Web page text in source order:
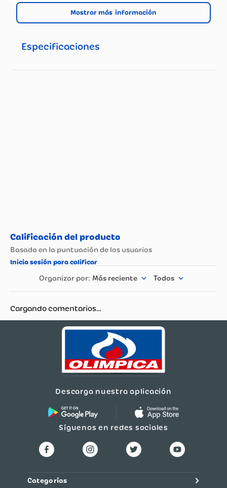
convirtiendo cada juego en una emocionante
aventura de construcción. ¡Dale a tus hijos la
oportunidad de ser pequeños constructores con el
Mostrar más
Especificaciones
Rango de Edad 3 a 5 años
Referencia: 650574P
Materiales: Plástico
Importador,
Fabricante o
Comercializador:More
Products S.A
NIT:800078108-4
País de Origen:China
Garantía:3 meses por
fabricación
Más reciente Todos
Cargando comentarios…
Descarga nuestra aplicación
Síguenos en redes sociales
Categorías